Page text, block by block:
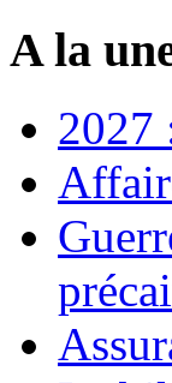
A la
2027